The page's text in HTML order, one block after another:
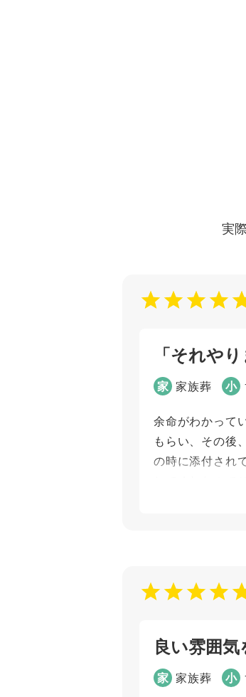
実
「それや
家 家族葬 小
余命がわかって
もらい、その後
の時に添付され
きで言葉にし
トの内容でした
お問い合わせ対応
打ち合わせの対応
良い雰囲
家 家族葬 小